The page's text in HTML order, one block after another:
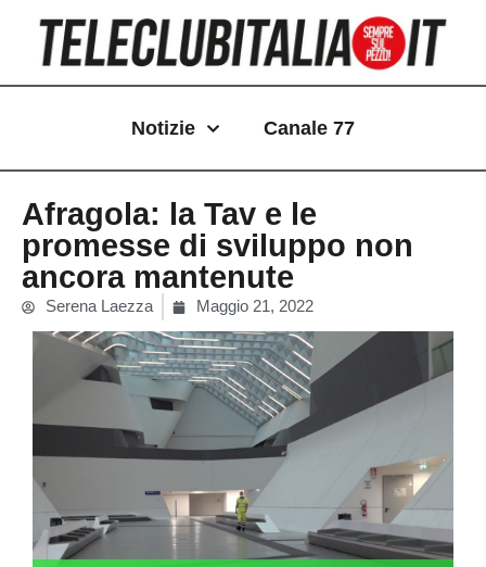
contenuto
Notizie Canale 77
Afragola: la Tav e le
promesse di sviluppo non
ancora mantenute
Serena Laezza Maggio 21, 2022